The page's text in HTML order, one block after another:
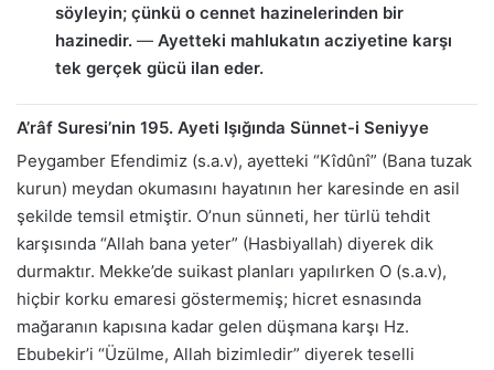
söyleyin; çünkü o cennet hazinelerinden bir
hazinedir. — Ayetteki mahlukatın acziyetine karşı
tek gerçek gücü ilan eder.
A’râf Suresi’nin 195. Ayeti Işığında Sünnet-i Seniyye
Peygamber Efendimiz (s.a.v), ayetteki “Kîdûnî” (Bana tuzak
kurun) meydan okumasını hayatının her karesinde en asil
şekilde temsil etmiştir. O’nun sünneti, her türlü tehdit
karşısında “Allah bana yeter” (Hasbiyallah) diyerek dik
durmaktır. Mekke’de suikast planları yapılırken O (s.a.v),
hiçbir korku emaresi göstermemiş; hicret esnasında
mağaranın kapısına kadar gelen düşmana karşı Hz.
Ebubekir’i “Üzülme, Allah bizimledir” diyerek teselli